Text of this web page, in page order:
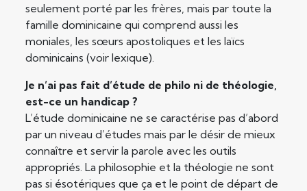
seulement porté par les frères, mais par toute la
famille dominicaine qui comprend aussi les
moniales, les sœurs apostoliques et les laïcs
dominicains (voir lexique).
Je n’ai pas fait d’étude de philo ni de théologie,
est-ce un handicap ?
L’étude dominicaine ne se caractérise pas d’abord
par un niveau d’études mais par le désir de mieux
connaître et servir la parole avec les outils
appropriés. La philosophie et la théologie ne sont
pas si ésotériques que ça et le point de départ de